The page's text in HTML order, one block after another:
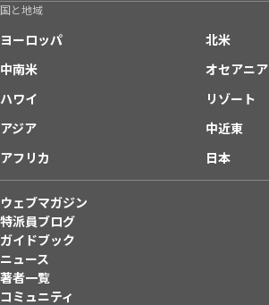
国と地域
ヨーロッパ
北米
中南米
オセアニア
ハワイ
リゾート
アジア
中近東
アフリカ
日本
ウェブマガジン
特派員ブログ
ガイドブック
ニュース
著者一覧
コミュニティ